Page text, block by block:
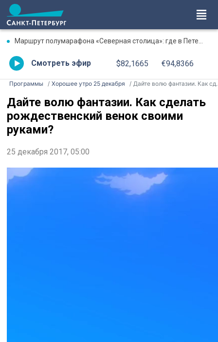
Маршрут полумарафона «Северная столица»: где в Петербурге будут перекрыты дороги 9 августа
Смотреть эфир $82,1665 €94,8366
Программы Хорошее утро 25 декабря Дайте волю фантазии. Как сделать рождественский венок своими руками?
Дайте волю фантазии. Как сделать
рождественский венок своими
руками?
25 декабря 2017, 05:00